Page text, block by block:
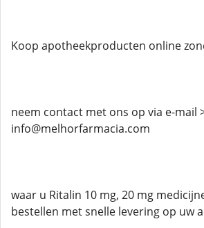
Koop apotheekproducten online
neem contact met ons op via e-mail
info@melhorfarmacia.com
waar u Ritalin 10 mg, 20 mg
bestellen met snelle levering op uw